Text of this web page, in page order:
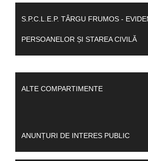
S.P.C.L.E.P. TÂRGU FRUMOS -
PERSOANELOR ȘI STAREA CIVILĂ
ALTE COMPARTIMENTE
ANUNȚURI DE INTERES PUBLIC